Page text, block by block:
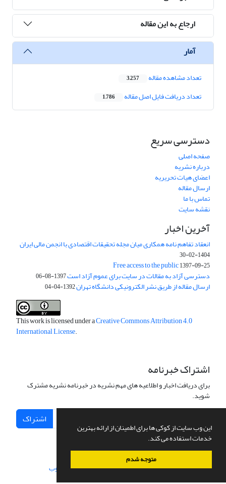
این وب سایت از کوکی ها برای اطمینان از ارائه بهترین
خدمات استفاده می کند.
متوجه شدم
ارجاع به این مقاله
آمار
تعداد مشاهده مقاله 3,257
تعداد دریافت فایل اصل مقاله 1,786
دسترسی سریع
صفحه اصلی
درباره نشریه
اعضای هیات تحریریه
ارسال مقاله
تماس با ما
نقشه سایت
آخرین اخبار
انعقاد تفاهم نامه همکاری میان مجله تحقیقات اقتصادی با انجمن مالی ایران
1404-02-30
Free access to the public1397-09-25
دسترسی آزاد به مقالات در سایت برای عموم آزاد است1397-08-06
ارسال مقاله از طریق نشر الکترونیکی دانشگاه تهران1392-04-04
This work is licensed under aCreative Commons Attribution 4.0
International License.
اشتراک خبرنامه
برای دریافت اخبار و اطلاعیه های مهم نشریه در خبرنامه نشریه مشترک
شوید.
اشتراک
سامانه مدیریت نشریات علمی.طراحی و پیاده سازی از سیناوب